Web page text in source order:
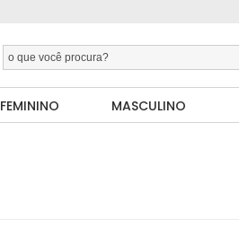
FEMININO MASCULINO